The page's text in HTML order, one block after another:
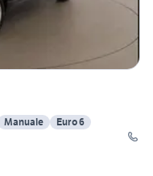
Manuale
Euro 6